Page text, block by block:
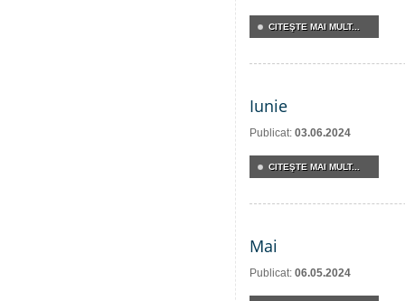
CITEŞTE MAI MULT...
Iunie
Publicat: 03.06.2024
CITEŞTE MAI MULT...
Mai
Publicat: 06.05.2024